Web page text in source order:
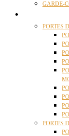
GARDE-
PORTES
PORTES